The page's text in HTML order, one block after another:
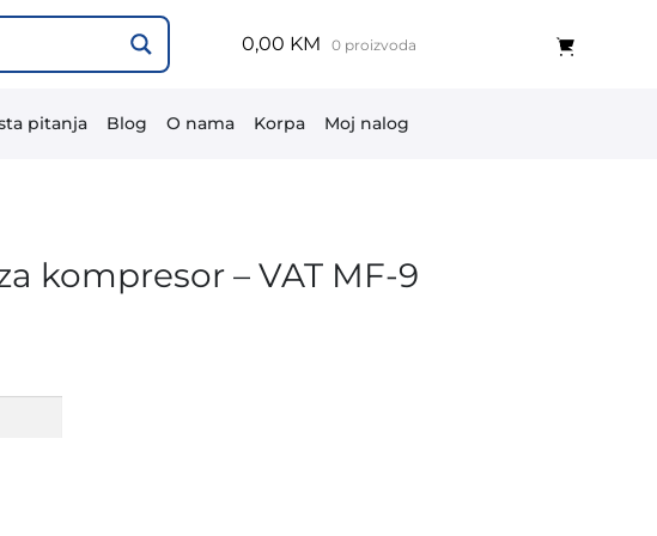
0,00 KM 0 proizvoda
pitanja Blog O nama Korpa Moj nalog
kompresor – VAT MF-9